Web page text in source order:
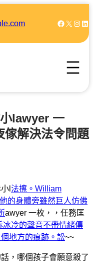
Facebook X Instagram LinkedIn
lawyer 一
傢解決法令問題
l 法擦。William
的身體旁雖然巨人仿佛
awyer 一枚，，任務匡
冰冷的聲音不帶情緒傳
地方的痕跡。訟~~
哪個孩子會願意殺了